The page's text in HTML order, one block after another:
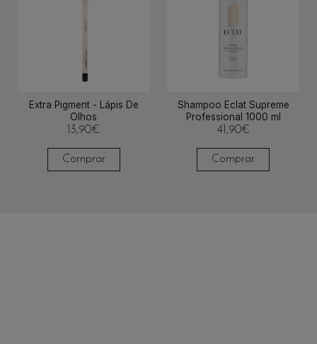
Extra Pigment - Lápis De
Olhos
13,90€
Comprar
Shampoo Eclat Supreme
Professional 1000 ml
41,90€
Comprar